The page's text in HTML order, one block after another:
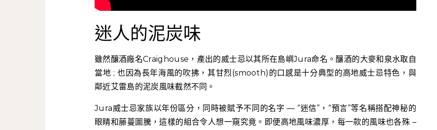
迷人的泥炭味
雖然釀酒廠名Craighouse，產出的威士忌以其所在島嶼Jura命名。釀酒的大麥和泉水取自
當地 ; 也因為長年海風的吹拂，其甘烈(smooth)的口感是十分典型的高地威士忌特色，與
鄰近艾雷島的泥炭風味截然不同。
Jura威士忌家族以年份區分，同時被賦予不同的名字 — “迷信”，“預言”等名稱搭配神秘的
眼睛和藤蔓圖騰，這樣的組合令人想一窺究竟。即便高地風味濃厚，每一款的風味也各殊 –